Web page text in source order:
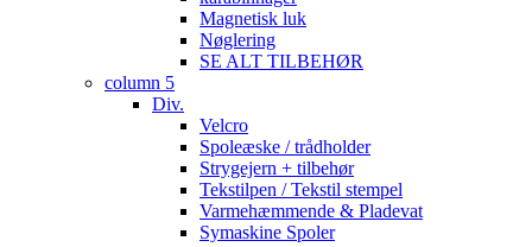
Magnetisk luk
Nøglering
SE ALT TILBEHØR
column 5
Div.
Velcro
Spoleæske / trådholder
Strygejern + tilbehør
Tekstilpen / Tekstil stempel
Varmehæmmende & Pladevat
Symaskine Spoler